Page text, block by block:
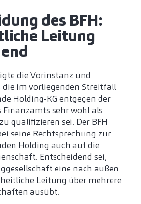
des BFH:
Leitung
die Vorinstanz und
die im vorliegenden Streitfall
Holding-KG entgegen der
Finanzamts sehr wohl als
qualifizieren sei. Der BFH
seine Rechtsprechung zur
Holding auch auf die
Entscheidend sei,
eine nach außen
Leitung über mehrere
ausübt.